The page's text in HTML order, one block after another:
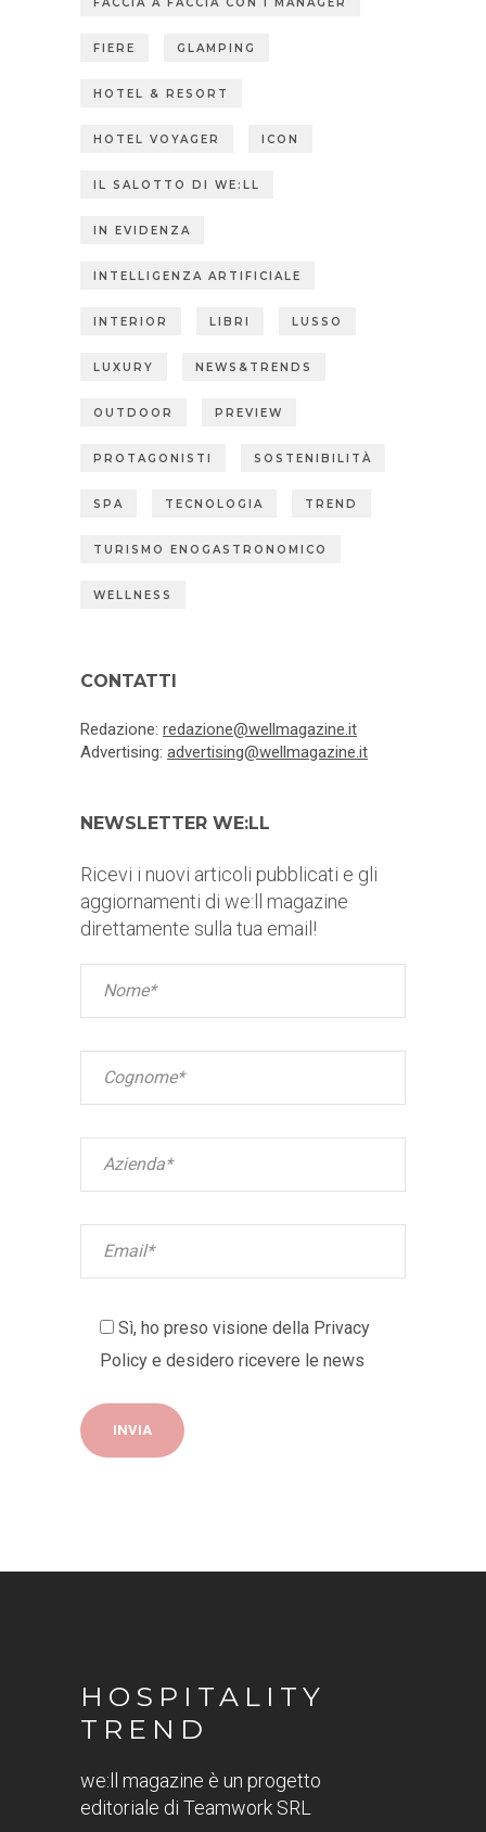
FACCIA A FACCIA CON I MANAGER
FIERE GLAMPING
HOTEL & RESORT
HOTEL VOYAGER ICON
IL SALOTTO DI WE:LL
IN EVIDENZA
INTELLIGENZA ARTIFICIALE
INTERIOR LIBRI LUSSO
LUXURY NEWS&TRENDS
OUTDOOR PREVIEW
PROTAGONISTI SOSTENIBILITÀ
SPA TECNOLOGIA TREND
TURISMO ENOGASTRONOMICO
WELLNESS
CONTATTI
Redazione: redazione@wellmagazine.it
Advertising: advertising@wellmagazine.it
NEWSLETTER WE:LL
Ricevi i nuovi articoli pubblicati e gli
aggiornamenti di we:ll magazine
direttamente sulla tua email!
Sì, ho preso visione della Privacy
Policy e desidero ricevere le news
HOSPITALITY
TREND
we:ll magazine è un progetto
editoriale di Teamwork SRL